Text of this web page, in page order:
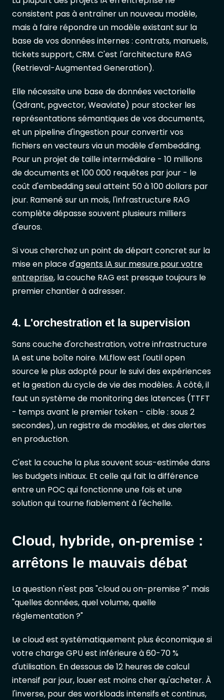
consistent pas à entraîner un nouveau modèle,
mais à faire répondre un modèle existant sur la
base de vos données internes : contrats, manuels,
tickets support, CRM. C'est l'architecture RAG
(Retrieval-Augmented Generation).
Elle nécessite une base de données vectorielle
(Qdrant, pgvector, Weaviate) pour stocker les
représentations sémantiques de vos documents,
et un pipeline d'ingestion pour convertir vos
fichiers en vecteurs via un modèle d'embedding.
Pour un projet de taille intermédiaire - 10 millions
de documents et 100 000 requêtes par jour - le
coût d'embedding seul atteint 50 à 100 dollars par
jour. Ramené sur un mois, l'infrastructure RAG
complète dépasse souvent plusieurs milliers
d'euros.
Si vous cherchez un point de départ concret sur la
mise en place d'agents IA sur mesure pour votre
entreprise, la couche RAG est presque toujours le
premier chantier à adresser.
4. L'orchestration et la supervision
Sans couche d'orchestration, votre infrastructure
IA est une boîte noire. MLflow est l'outil open
source le plus adopté pour le suivi des expériences
et la gestion du cycle de vie des modèles. À côté, il
faut un système de monitoring des latences (TTFT
- temps avant le premier token - cible : sous 2
secondes), un registre de modèles, et des alertes
en production.
C'est la couche la plus souvent sous-estimée dans
les budgets initiaux. Et celle qui fait la différence
entre un POC qui fonctionne une fois et une
solution qui tourne fiablement à l'échelle.
Cloud, hybride, on-premise :
arrêtons le mauvais débat
La question n'est pas "cloud ou on-premise ?" mais
"quelles données, quel volume, quelle
réglementation ?"
Le cloud est systématiquement plus économique si
votre charge GPU est inférieure à 60-70 %
d'utilisation. En dessous de 12 heures de calcul
intensif par jour, louer est moins cher qu'acheter. À
l'inverse, pour des workloads intensifs et continus,